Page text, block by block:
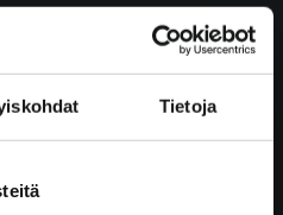
Tietoja
osaaja, hyvä puoli,